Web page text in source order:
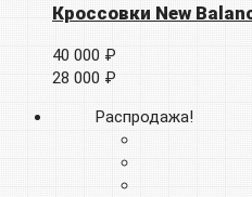
Кроссовки New
40 000 ₽
28 000 ₽
Распродажа!